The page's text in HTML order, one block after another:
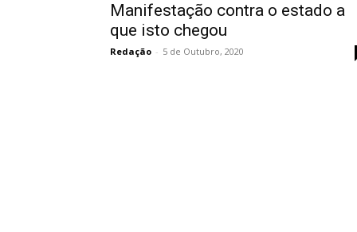
Manifestação contra o estado a
que isto chegou
Redação - 5 de Outubro, 2020